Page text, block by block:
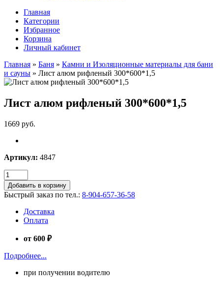
Главная
Категории
Избранное
Корзина
Личный кабинет
Главная » Баня » Камни и Изоляционные материалы для бани
и сауны » Лист алюм рифленый 300*600*1,5
Лист алюм рифленый 300*600*1,5
1669 руб.
Артикул: 4847
Добавить в корзину
Быстрый заказ по тел.: 8-904-657-36-58
Доставка
Оплата
от 600 ₽
Подробнее...
при получении водителю